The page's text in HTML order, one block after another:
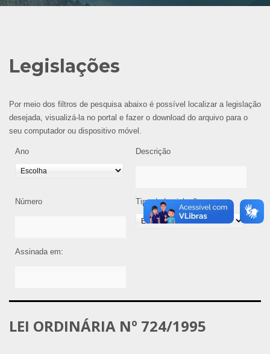
Legislações
Por meio dos filtros de pesquisa abaixo é possível localizar a legislação
desejada, visualizá-la no portal e fazer o download do arquivo para o
seu computador ou dispositivo móvel.
Ano Descrição
Número Tipo de Legislação
Assinada em:
LEI ORDINÁRIA Nº 724/1995